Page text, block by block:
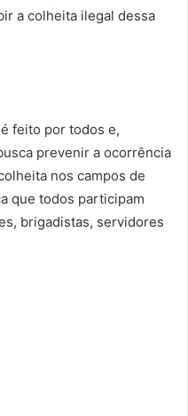
a colheita ilegal dessa
feito por todos e,
prevenir a ocorrência
nos campos de
que todos participam
brigadistas, servidores